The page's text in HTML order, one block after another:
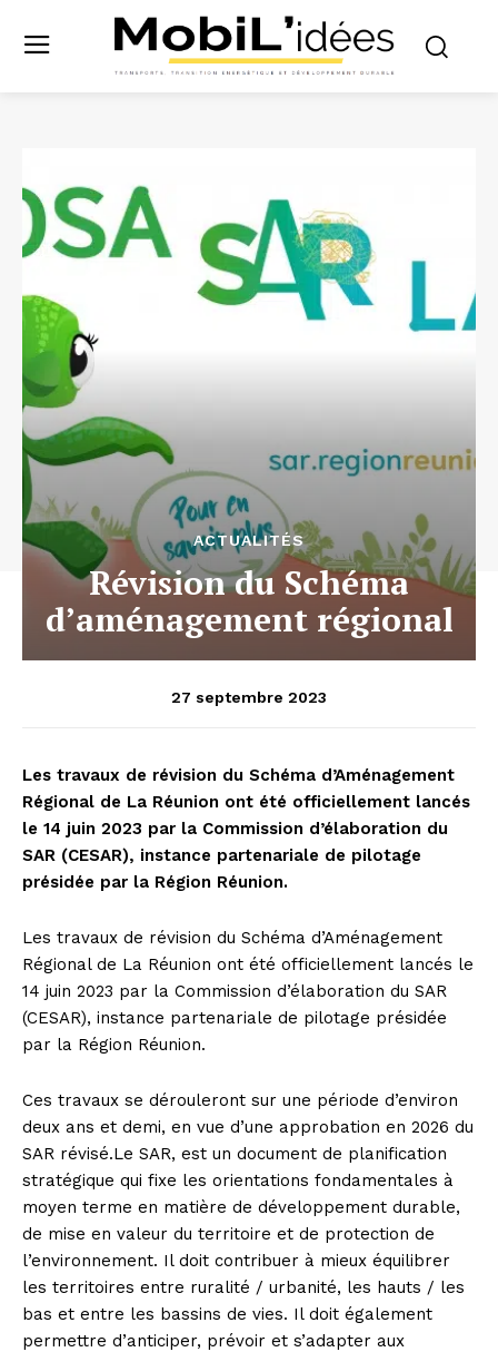
ACTUALITÉS
Révision du Schéma
d’aménagement régional
27 septembre 2023
Les travaux de révision du Schéma d’Aménagement
Régional de La Réunion ont été officiellement lancés
le 14 juin 2023 par la Commission d’élaboration du
SAR (CESAR), instance partenariale de pilotage
présidée par la Région Réunion.
Les travaux de révision du Schéma d’Aménagement
Régional de La Réunion ont été officiellement lancés le
14 juin 2023 par la Commission d’élaboration du SAR
(CESAR), instance partenariale de pilotage présidée
par la Région Réunion.
Ces travaux se dérouleront sur une période d’environ
deux ans et demi, en vue d’une approbation en 2026 du
SAR révisé.Le SAR, est un document de planification
stratégique qui fixe les orientations fondamentales à
moyen terme en matière de développement durable,
de mise en valeur du territoire et de protection de
l’environnement. Il doit contribuer à mieux équilibrer
les territoires entre ruralité / urbanité, les hauts / les
bas et entre les bassins de vies. Il doit également
permettre d’anticiper, prévoir et s’adapter aux